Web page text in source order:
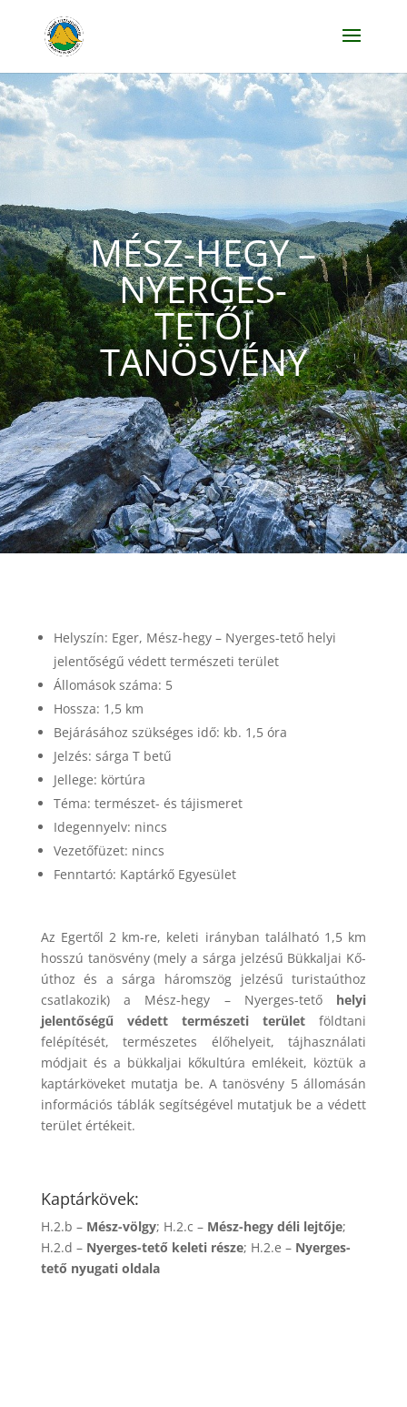
MÉSZ-HEGY –
NYERGES-
TETŐI
TANÖSVÉNY
Helyszín: Eger, Mész-hegy – Nyerges-tető helyi
jelentőségű védett természeti terület
Állomások száma: 5
Hossza: 1,5 km
Bejárásához szükséges idő: kb. 1,5 óra
Jelzés: sárga T betű
Jellege: körtúra
Téma: természet- és tájismeret
Idegennyelv: nincs
Vezetőfüzet: nincs
Fenntartó: Kaptárkő Egyesület
Az Egertől 2 km-re, keleti irányban található 1,5 km
hosszú tanösvény (mely a sárga jelzésű Bükkaljai Kő-
úthoz és a sárga háromszög jelzésű turistaúthoz
csatlakozik) a Mész-hegy – Nyerges-tető helyi
jelentőségű védett természeti terület földtani
felépítését, természetes élőhelyeit, tájhasználati
módjait és a bükkaljai kőkultúra emlékeit, köztük a
kaptárköveket mutatja be. A tanösvény 5 állomásán
információs táblák segítségével mutatjuk be a védett
terület értékeit.
Kaptárkövek:
H.2.b – Mész-völgy; H.2.c – Mész-hegy déli lejtője;
H.2.d – Nyerges-tető keleti része; H.2.e – Nyerges-
tető nyugati oldala